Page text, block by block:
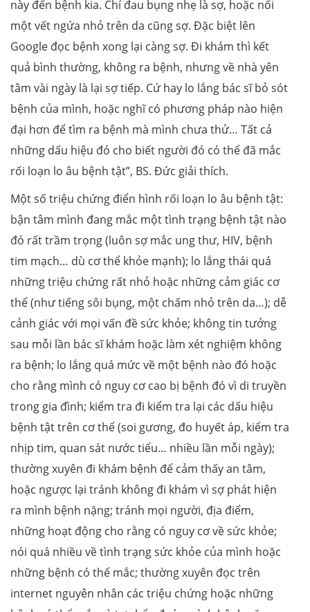
này đến bệnh kia. Chỉ đau bụng nhẹ là sợ, hoặc nổi
một vết ngứa nhỏ trên da cũng sợ. Đặc biệt lên
Google đọc bệnh xong lại càng sợ. Đi khám thì kết
quả bình thường, không ra bệnh, nhưng về nhà yên
tâm vài ngày là lại sợ tiếp. Cứ hay lo lắng bác sĩ bỏ sót
bệnh của mình, hoặc nghĩ có phương pháp nào hiện
đại hơn để tìm ra bệnh mà mình chưa thử… Tất cả
những dấu hiệu đó cho biết người đó có thể đã mắc
rối loạn lo âu bệnh tật”, BS. Đức giải thích.
Một số triệu chứng điển hình rối loạn lo âu bệnh tật:
bận tâm mình đang mắc một tình trạng bệnh tật nào
đó rất trầm trọng (luôn sợ mắc ung thư, HIV, bệnh
tim mạch… dù cơ thể khỏe mạnh); lo lắng thái quá
những triệu chứng rất nhỏ hoặc những cảm giác cơ
thể (như tiếng sôi bụng, một chấm nhỏ trên da…); dễ
cảnh giác với mọi vấn đề sức khỏe; không tin tưởng
sau mỗi lần bác sĩ khám hoặc làm xét nghiệm không
ra bệnh; lo lắng quá mức về một bệnh nào đó hoặc
cho rằng mình có nguy cơ cao bị bệnh đó vì di truyền
trong gia đình; kiểm tra đi kiểm tra lại các dấu hiệu
bệnh tật trên cơ thể (soi gương, đo huyết áp, kiểm tra
nhịp tim, quan sát nước tiểu… nhiều lần mỗi ngày);
thường xuyên đi khám bệnh để cảm thấy an tâm,
hoặc ngược lại tránh không đi khám vì sợ phát hiện
ra mình bệnh nặng; tránh mọi người, địa điểm,
những hoạt động cho rằng có nguy cơ về sức khỏe;
nói quá nhiều về tình trạng sức khỏe của mình hoặc
những bệnh có thể mắc; thường xuyên đọc trên
internet nguyên nhân các triệu chứng hoặc những